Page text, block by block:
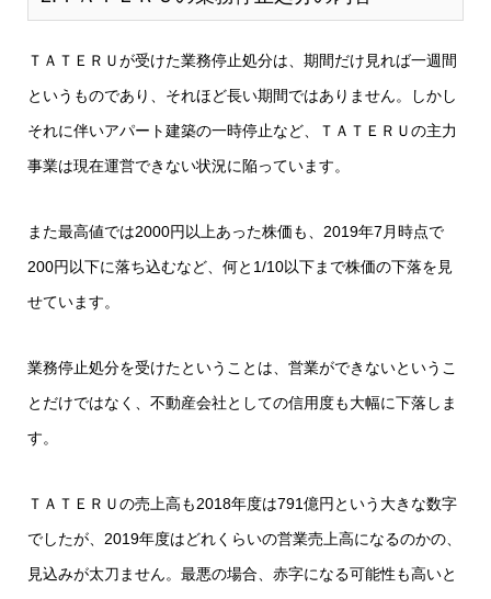
ＴＡＴＥＲＵが受けた業務停止処分は、期間だけ見れば一週間
というものであり、それほど長い期間ではありません。しかし
それに伴いアパート建築の一時停止など、ＴＡＴＥＲＵの主力
事業は現在運営できない状況に陥っています。
また最高値では2000円以上あった株価も、2019年7月時点で
200円以下に落ち込むなど、何と1/10以下まで株価の下落を見
せています。
業務停止処分を受けたということは、営業ができないというこ
とだけではなく、不動産会社としての信用度も大幅に下落しま
す。
ＴＡＴＥＲＵの売上高も2018年度は791億円という大きな数字
でしたが、2019年度はどれくらいの営業売上高になるのかの、
見込みが太刀ません。最悪の場合、赤字になる可能性も高いと